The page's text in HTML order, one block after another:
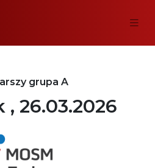
grupa A
26.03.2026